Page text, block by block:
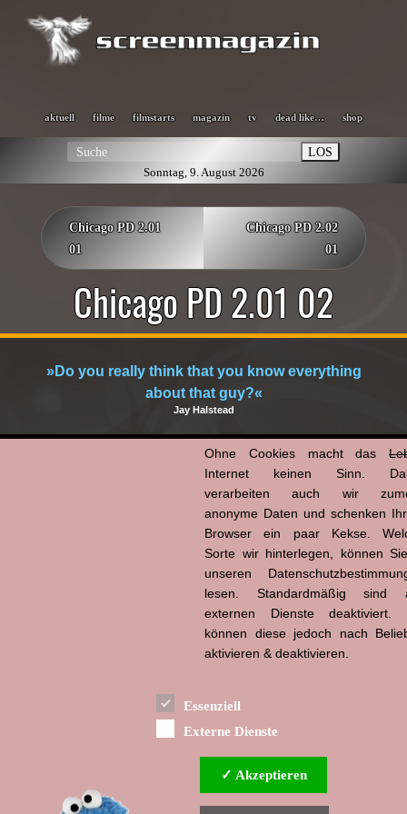
aktuell filme filmstarts magazin tv dead like… shop
LOS
Sonntag, 9. August 2026
Chicago PD 2.01
01
Chicago PD 2.02
01
Chicago PD 2.01 02
»Do you really think that you know everything
about that guy?«
Jay Halstead
WhatsApp
Facebook
X Tumblr
Pinterest
Teilen
Ohne Cookies macht das
Internet keinen Sinn.
verarbeiten auch wir
anonyme Daten und schenken
Browser ein paar Kekse.
Sorte wir hinterlegen, können
unseren
lesen. Standardmäßig sind
externen Dienste deaktiviert.
können diese jedoch nach
aktivieren & deaktivieren.
Essenziell
Externe Dienste
✓ Akzeptieren